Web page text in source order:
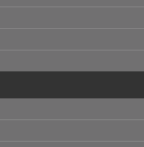
生じるものとします。